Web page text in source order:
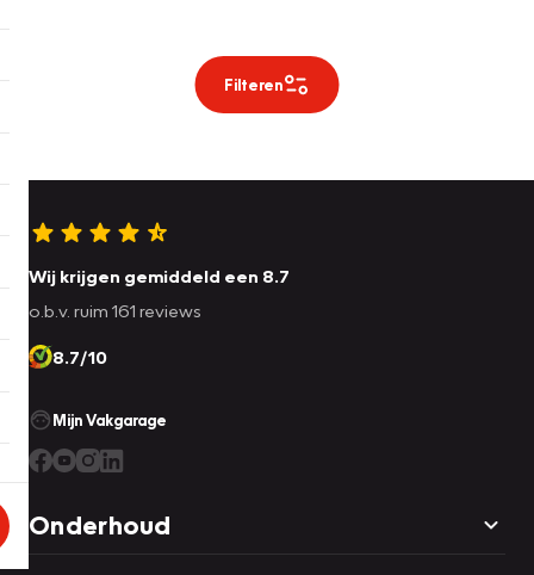
Filteren
Wij krijgen gemiddeld een 8.7
o.b.v. ruim 161 reviews
8.7/10
Mijn Vakgarage
Onderhoud